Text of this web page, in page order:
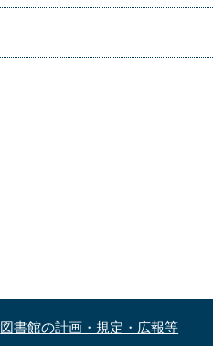
図書館の計画・規定・広報等